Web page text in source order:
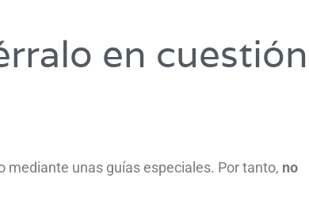
en cuestión
mediante unas guías especiales. Por tanto, no